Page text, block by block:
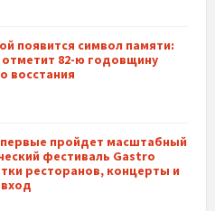
появится символ памяти:
отметит 82-ю годовщину
восстания
пройдет масштабный
фестиваль Gastro
ресторанов, концерты и